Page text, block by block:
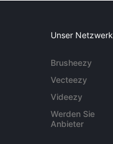
Unser Netzwerk
Brusheezy
Vecteezy
Videezy
Werden Sie
Anbieter